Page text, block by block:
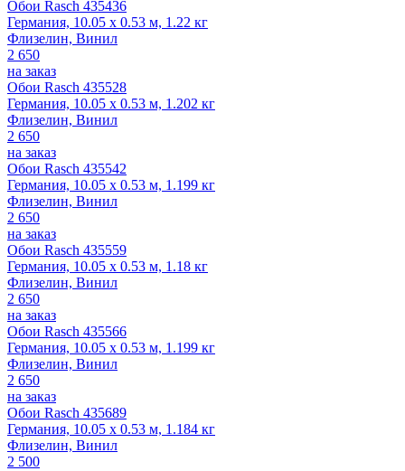
Обои Rasch 435436
Германия, 10.05 x 0.53 м, 1.22 кг
Флизелин, Винил
2 650
на заказ
Обои Rasch 435528
Германия, 10.05 x 0.53 м, 1.202 кг
Флизелин, Винил
2 650
на заказ
Обои Rasch 435542
Германия, 10.05 x 0.53 м, 1.199 кг
Флизелин, Винил
2 650
на заказ
Обои Rasch 435559
Германия, 10.05 x 0.53 м, 1.18 кг
Флизелин, Винил
2 650
на заказ
Обои Rasch 435566
Германия, 10.05 x 0.53 м, 1.199 кг
Флизелин, Винил
2 650
на заказ
Обои Rasch 435689
Германия, 10.05 x 0.53 м, 1.184 кг
Флизелин, Винил
2 500